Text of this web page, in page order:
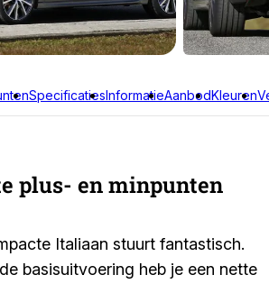
SpecificatiesInformatieAanbodKleuren
plus- en minpunten
Italiaan stuurt fantastisch.
basisuitvoering heb je een nette